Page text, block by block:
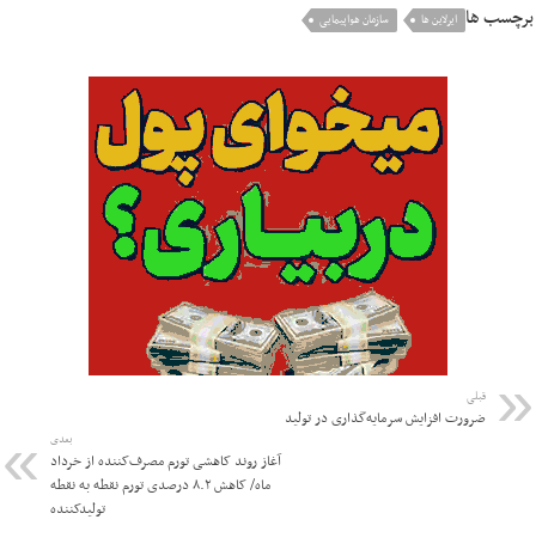
برچسب ها ایرلاین ها سازمان هواپیمایی
قبلی
ضرورت افزایش سرمایه‌گذاری در تولید
بعدی
آغاز روند کاهشی تورم مصرف‌کننده از خرداد
ماه/ کاهش ۸.۲ درصدی تورم نقطه به نقطه
تولیدکننده